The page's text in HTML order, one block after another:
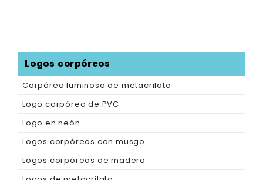
Logos corpóreos
Corpóreo luminoso de metacrilato
Logo corpóreo de PVC
Logo en neón
Logos corpóreos con musgo
Logos corpóreos de madera